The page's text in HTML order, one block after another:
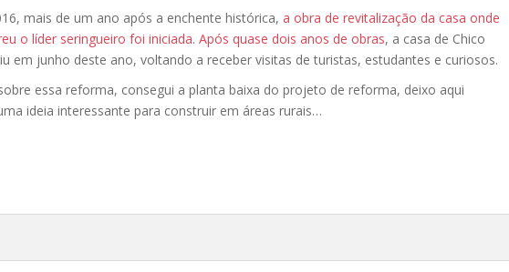
mais de um ano após a enchente histórica, a obra de revitalização da casa onde
o líder seringueiro foi iniciada. Após quase dois anos de obras, a casa de Chico
em junho deste ano, voltando a receber visitas de turistas, estudantes e curiosos.
essa reforma, consegui a planta baixa do projeto de reforma, deixo aqui
ideia interessante para construir em áreas rurais…